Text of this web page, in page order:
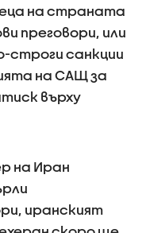
на страната
преговори, или
строги санкции
на САЩ за
върху
на Иран
иранският